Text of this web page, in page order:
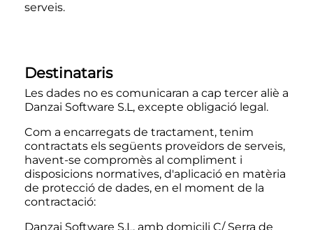
serveis.
Destinataris
Les dades no es comunicaran a cap tercer aliè a
Danzai Software S.L, excepte obligació legal.
Com a encarregats de tractament, tenim
contractats els següents proveïdors de serveis,
havent-se compromès al compliment i
disposicions normatives, d'aplicació en matèria
de protecció de dades, en el moment de la
contractació:
Danzai Software S.L, amb domicili C/ Serra de